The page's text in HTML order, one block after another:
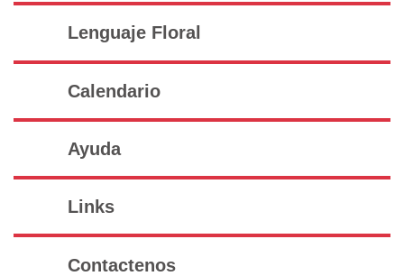
Lenguaje Floral
Calendario
Ayuda
Links
Contactenos